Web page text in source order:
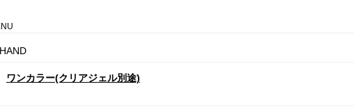
HAND
ワンカラー(クリアジェル別途)